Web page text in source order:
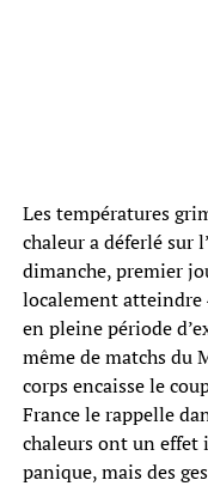
Les températures
chaleur a déferlé sur
dimanche, premier
localement atteindre
en pleine période
même de matchs du
corps encaisse le
France le rappelle
chaleurs ont un effet
panique, mais des